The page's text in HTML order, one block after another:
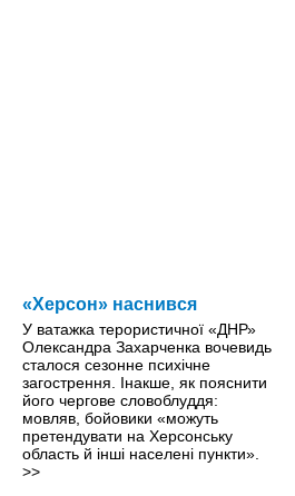
«Херсон» наснився
У ватажка терористичної «ДНР»
Олександра Захарченка вочевидь
сталося сезонне психічне
загострення. Інакше, як пояснити
його чергове словоблуддя:
мовляв, бойовики «можуть
претендувати на Херсонську
область й інші населені пункти».
>>